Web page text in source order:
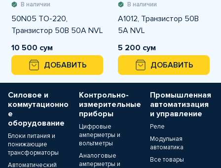
В наличии
50N05 TO-220,
Транзистор 50В 50А NVL
10 500 сум
ДОБАВИТЬ
В наличии
A1012, Транзистор 50В
5А NVL
5 200 сум
ДОБАВИТЬ
Силовое и
коммутационно
е
оборудование
Блоки питания и
понижающие
трансформаторы
Автоматический
Контрольно-
измерительные
приборы
Цифровые
амперметры и
вольтметры
Аналоговые
амперметры и
Промышленная
автоматизация
и управление
Реле
Модульная
автоматика
Все товары